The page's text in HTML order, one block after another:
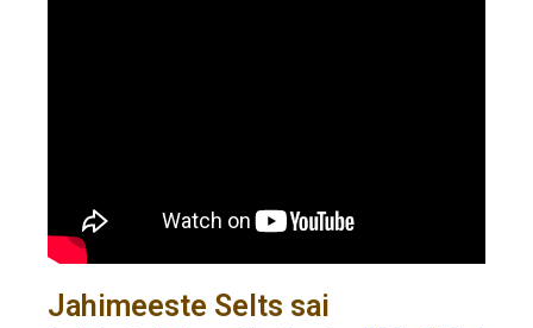
Jahimeeste Selts sai